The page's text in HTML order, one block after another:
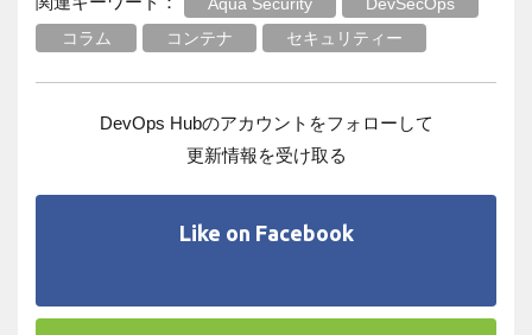
コラム
コンテナ セキュリティー
DevOps Hubのアカウントをフォローして
更新情報を受け取る
Like on Facebook